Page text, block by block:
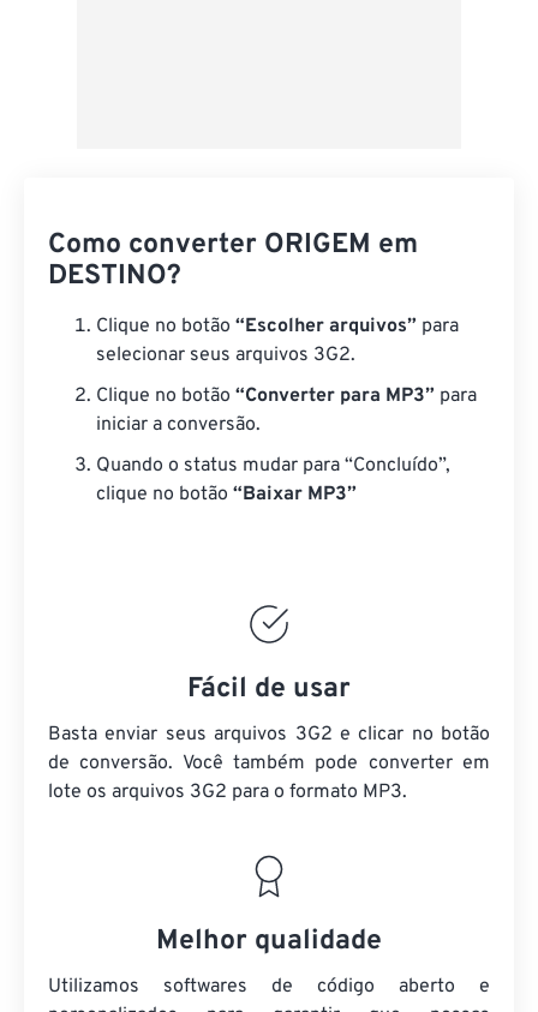
Como converter ORIGEM em
DESTINO?
Clique no botão “Escolher arquivos” para
selecionar seus arquivos 3G2.
Clique no botão “Converter para MP3” para
iniciar a conversão.
Quando o status mudar para “Concluído”,
clique no botão “Baixar MP3”
Fácil de usar
Basta enviar seus arquivos 3G2 e clicar no botão
de conversão. Você também pode converter em
lote os arquivos 3G2 para o formato MP3.
Melhor qualidade
Utilizamos softwares de código aberto e